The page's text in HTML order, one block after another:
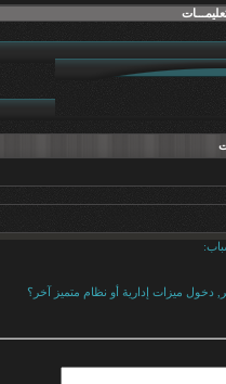
ميزات إدارية أو نظام متميز آخر؟